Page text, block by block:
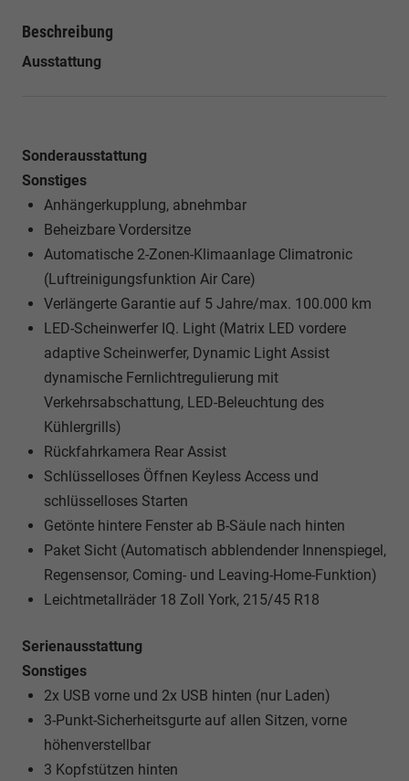
Beschreibung
Ausstattung
Sonderausstattung
Sonstiges
Anhängerkupplung, abnehmbar
Beheizbare Vordersitze
Automatische 2-Zonen-Klimaanlage Climatronic
(Luftreinigungsfunktion Air Care)
Verlängerte Garantie auf 5 Jahre/max. 100.000 km
LED-Scheinwerfer IQ. Light (Matrix LED vordere
adaptive Scheinwerfer, Dynamic Light Assist
dynamische Fernlichtregulierung mit
Verkehrsabschattung, LED-Beleuchtung des
Kühlergrills)
Rückfahrkamera Rear Assist
Schlüsselloses Öffnen Keyless Access und
schlüsselloses Starten
Getönte hintere Fenster ab B-Säule nach hinten
Paket Sicht (Automatisch abblendender Innenspiegel,
Regensensor, Coming- und Leaving-Home-Funktion)
Leichtmetallräder 18 Zoll York, 215/45 R18
Serienausstattung
Sonstiges
2x USB vorne und 2x USB hinten (nur Laden)
3-Punkt-Sicherheitsgurte auf allen Sitzen, vorne
höhenverstellbar
3 Kopfstützen hinten